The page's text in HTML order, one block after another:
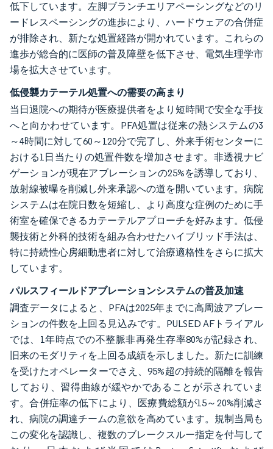
低下しています。左脚ブランチエリアペーシングなどのリ
ードレスペーシングの進歩により、ハードウェアの合併症
が排除され、新たな処置経路が開かれています。これらの
進歩が総合的に医師の普及障壁を低下させ、電気生理学市
場を拡大させています。
低侵襲カテーテル処置への需要の高まり
当日退院への期待が医療提供者をより短時間で安全な手技
へと向かわせています。PFA処置は従来の熱システムの3
～4時間に対して60～120分で完了し、外来手術センターに
おける1日当たりの処置件数を増加させます。非透視ナビ
ゲーションが現在アブレーションの25%を誘導しており、
放射線被曝を削減し外来承認への道を開いています。病院
システムは在院日数を短縮し、より高度な症例のために手
術室を確保できるカテーテルアプローチを好みます。低侵
襲技術と外科的技術を組み合わせたハイブリッド手法は、
特に持続性心房細動患者に対して治療適格性をさらに拡大
しています。
パルスフィールドアブレーションシステムの普及加速
調査データによると、PFAは2025年までに高周波アブレー
ションの件数を上回る見込みです。PULSED AFトライアル
では、1年時点での不整脈非再発生存率80%が記録され、
旧来のモダリティを上回る成績を示しました。新たに訓練
を受けたオペレーターでさえ、95%超の持続的隔離を報告
しており、習得曲線が緩やかであることが示されていま
す。合併症率の低下により、医療費総額が15～20%削減さ
れ、病院の調達チームの意欲を高めています。規制当局も
この変化を認識し、複数のブレークスルー指定を付与して